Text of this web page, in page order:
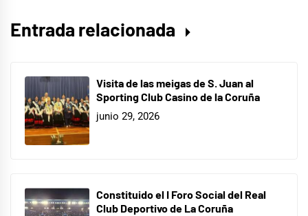
Entrada relacionada
Visita de las meigas de S. Juan al
Sporting Club Casino de la Coruña
junio 29, 2026
Constituido el I Foro Social del Real
Club Deportivo de La Coruña